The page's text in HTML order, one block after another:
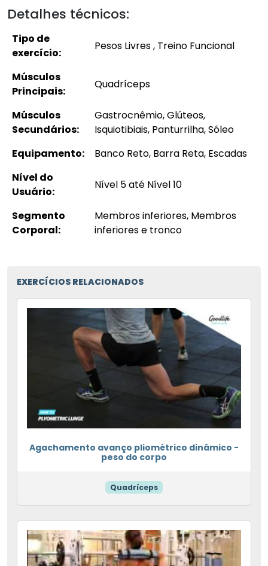
Detalhes técnicos:
Tipo de
exercício:
Pesos Livres , Treino Funcional
Músculos
Principais:
Quadríceps
Músculos
Secundários:
Gastrocnêmio, Glúteos,
Isquiotibiais, Panturrilha, Sóleo
Equipamento:
Banco Reto, Barra Reta, Escadas
Nível do
Usuário:
Nível 5 até Nível 10
Segmento
Corporal:
Membros inferiores, Membros
inferiores e tronco
EXERCÍCIOS RELACIONADOS
Agachamento avanço pliométrico dinâmico -
peso do corpo
Quadríceps